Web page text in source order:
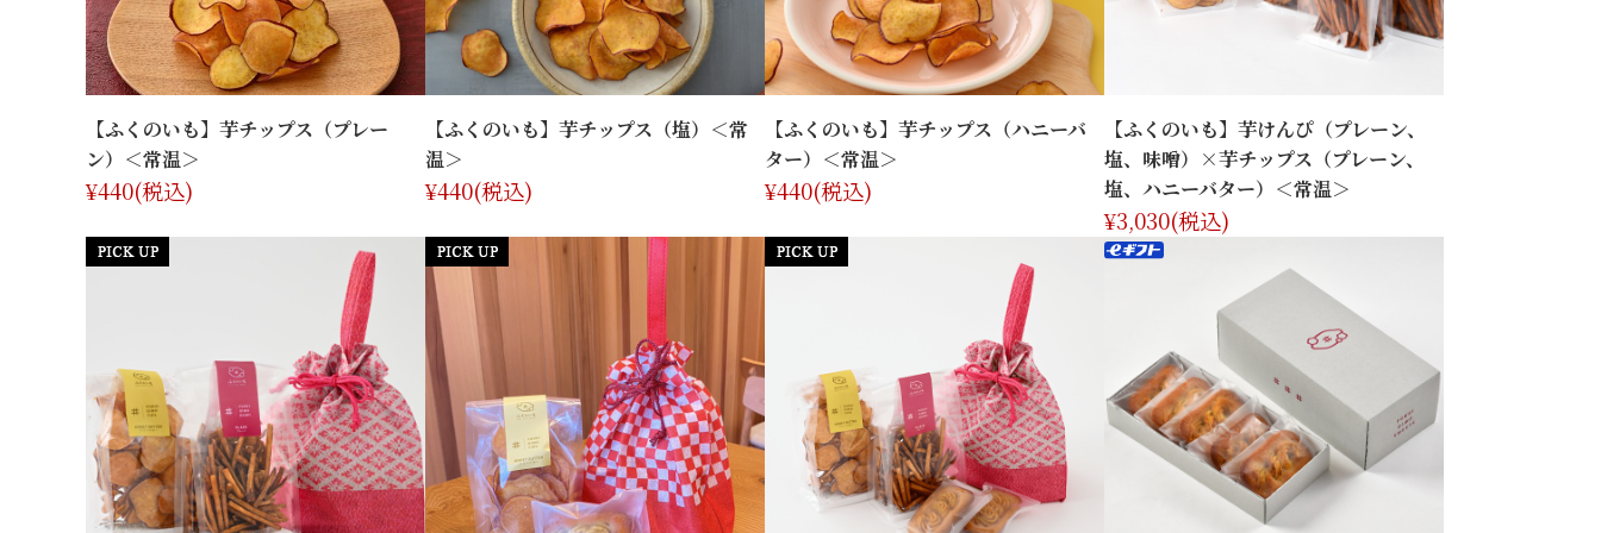
【ふくのいも】芋チップス（プレー
ン）＜常温＞
¥440(税込)
【ふくのいも】芋チップス（塩）＜常
温＞
¥440(税込)
【ふくのいも】芋チップス（ハニーバ
ター）＜常温＞
¥440(税込)
【ふくのいも】芋けんぴ（プレーン、
塩、味噌）×芋チップス（プレーン、
塩、ハニーバター）＜常温＞
¥3,030(税込)